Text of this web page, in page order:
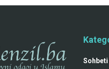
Sohbeti